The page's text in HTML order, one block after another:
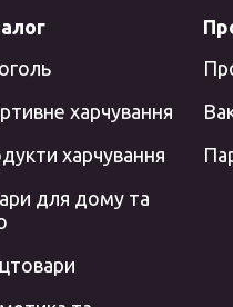
харчування
харчування
для дому та